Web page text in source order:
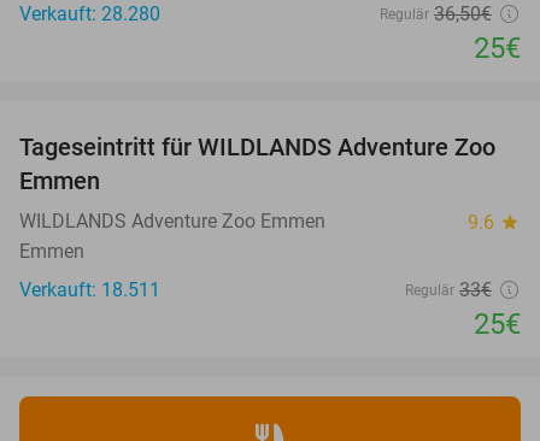
Verkauft: 28.280
Regulär 36,50€
25€
24%
Tageseintritt für WILDLANDS Adventure Zoo
Emmen
WILDLANDS Adventure Zoo Emmen 9.6 star
Emmen
Verkauft: 18.511
Regulär 33€
25€